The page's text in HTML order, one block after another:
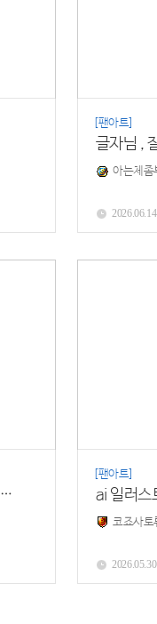
[팬아트]
글자님 ,
아는체좀
2026.06.14
블록버스터:대규모선별 포스터 공개합니다!
[팬아트]
ai 일러스
코죠사토
2026.05.30